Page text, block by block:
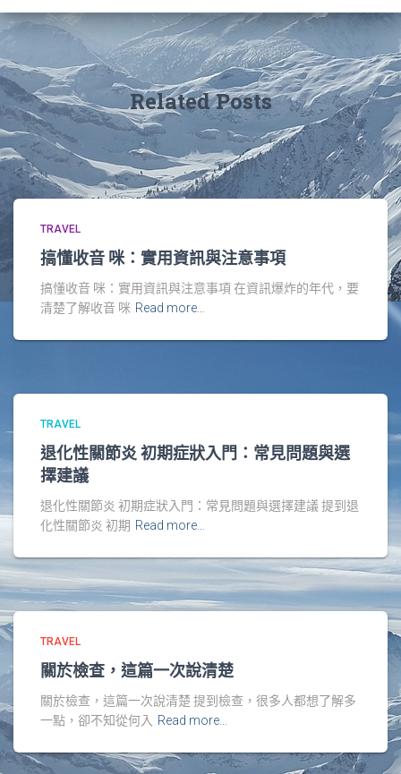
Related Posts
TRAVEL
搞懂收音 咪：實用資訊與注意事項
搞懂收音 咪：實用資訊與注意事項 在資訊爆炸的年代，要
清楚了解收音 咪 Read more…
TRAVEL
退化性關節炎 初期症狀入門：常見問題與選
擇建議
退化性關節炎 初期症狀入門：常見問題與選擇建議 提到退
化性關節炎 初期 Read more…
TRAVEL
關於檢查，這篇一次說清楚
關於檢查，這篇一次說清楚 提到檢查，很多人都想了解多
一點，卻不知從何入 Read more…